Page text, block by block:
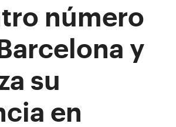
número
y
su
en